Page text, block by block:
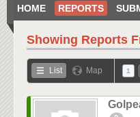
HOME REPORTS
Showing Reports
List Map 1